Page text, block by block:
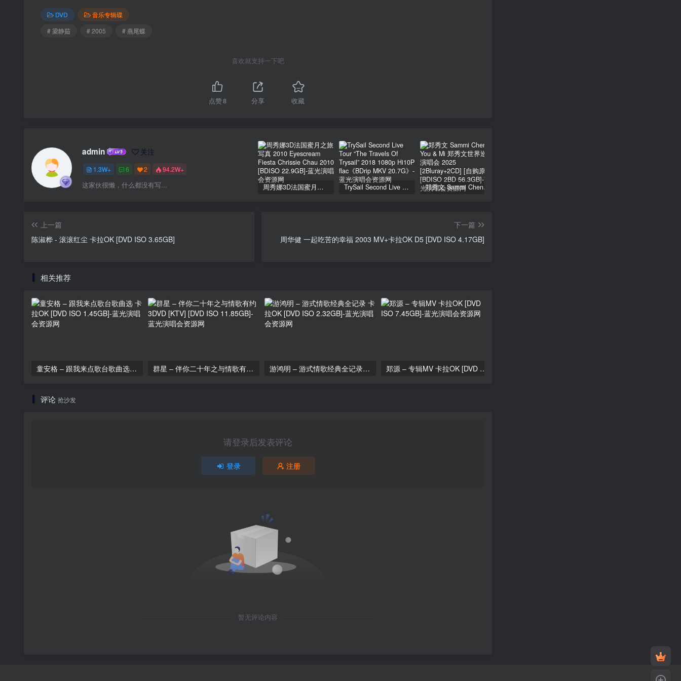
DVD
音乐专辑碟
# 梁静茹
# 2005 # 燕尾蝶
喜欢就支持一下吧
点赞8 分享 收藏
admin 关注
1.3W+ 6 2 94.2W+
这家伙很懒，什么都没有写... 周秀娜3D法国蜜月之旅写真 2010 Eyescream Fiesta Chrissie Chau 2010 [BDISO 22.9GB] TrySail Second Live Tour “The Travels Of Trysail” 2018 1080p Hi10P flac《BDrip MKV 20.7G》 郑秀文 Sammi Cheng – You & Mi 郑秀文世界巡迴演唱会 2025 [2Bluray+2CD] [自购原盘] [BDISO 2BD 56.3GB]
上一篇
陈淑桦 - 滚滚红尘 卡拉OK [DVD ISO 3.65GB]
下一篇
周华健 一起吃苦的幸福 2003 MV+卡拉OK D5 [DVD ISO 4.17GB]
相关推荐
童安格 – 跟我来点歌台歌曲选 卡拉OK [DVD ISO 1.45GB] 群星 – 伴你二十年之与情歌有约 3DVD [KTV] [DVD ISO 11.85GB] 游鸿明 – 游式情歌经典全记录 卡拉OK [DVD ISO 2.32GB] 郑源 – 专辑MV 卡拉OK [DVD ISO 7.45GB]
评论 抢沙发
请登录后发表评论
登录 注册
暂无评论内容